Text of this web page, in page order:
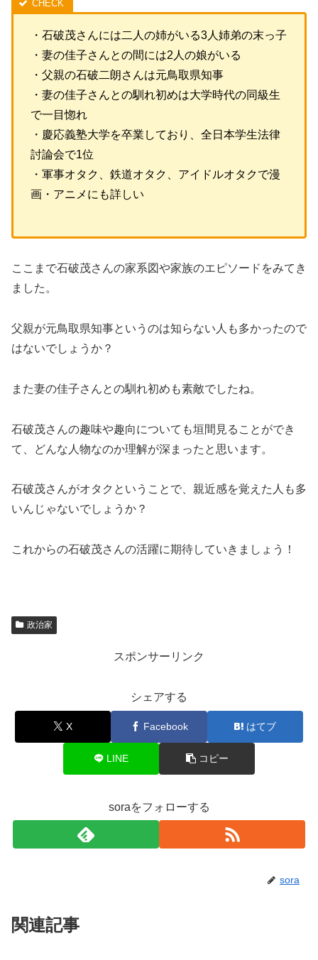
・石破茂さんには二人の姉がいる3人姉弟の末っ子
・妻の佳子さんとの間には2人の娘がいる
・父親の石破二朗さんは元鳥取県知事
・妻の佳子さんとの馴れ初めは大学時代の同級生
で一目惚れ
・慶応義塾大学を卒業しており、全日本学生法律
討論会で1位
・軍事オタク、鉄道オタク、アイドルオタクで漫
画・アニメにも詳しい
ここまで石破茂さんの家系図や家族のエピソードをみてき
ました。
父親が元鳥取県知事というのは知らない人も多かったので
はないでしょうか？
また妻の佳子さんとの馴れ初めも素敵でしたね。
石破茂さんの趣味や趣向についても垣間見ることができ
て、どんな人物なのか理解が深まったと思います。
石破茂さんがオタクということで、親近感を覚えた人も多
いんじゃないでしょうか？
これからの石破茂さんの活躍に期待していきましょう！
政治家
スポンサーリンク
シェアする
X Facebook はてブ
LINE コピー
soraをフォローする
sora
関連記事